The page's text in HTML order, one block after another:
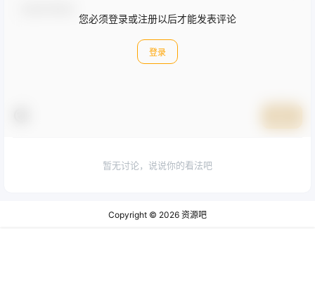
您必须登录或注册以后才能发表评论
登录
暂无讨论，说说你的看法吧
Copyright © 2026 资源吧